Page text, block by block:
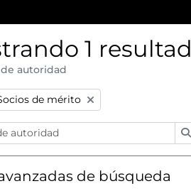
1
autoridad
filter:
de mérito
de búsqueda